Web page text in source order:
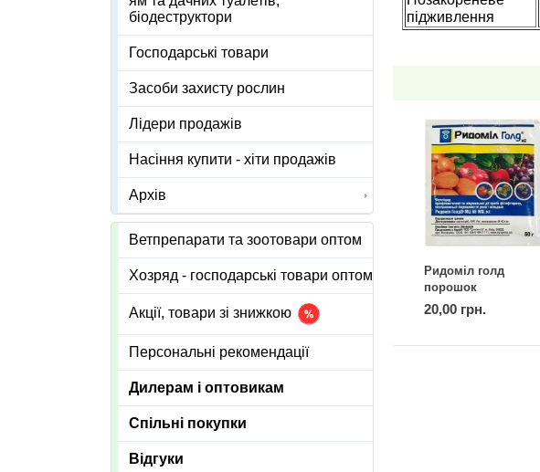
підживлення
Ридоміл голд
порошок
(дженерик) 50 г
20,00 грн.
біодеструктори
Господарські товари
Засоби захисту рослин
Лідери продажів
Насіння купити - хіти продажів
Архів
Ветпрепарати та зоотовари оптом
Хозряд - господарські товари оптом
Акції, товари зі знижкою
Персональні рекомендації
Дилерам і оптовикам
Спільні покупки
Відгуки